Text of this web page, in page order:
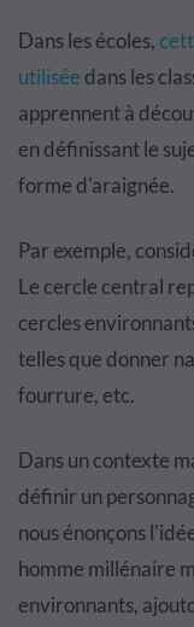
Dans les écoles,
utilisée dans les
apprennent à
en définissant le
forme d'araignée.
Par exemple,
Le cercle central
cercles
telles que donner
fourrure, etc.
Dans un contexte
définir un
nous énonçons
homme millénaire
environnants,